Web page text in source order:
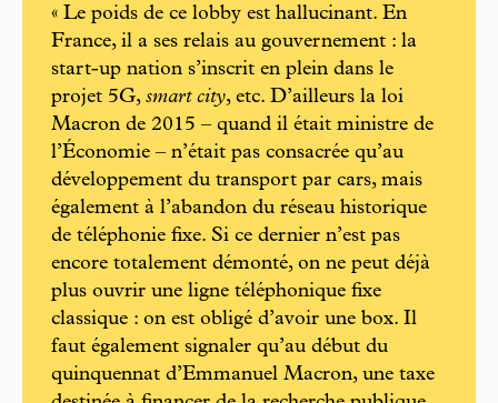
« Le poids de ce lobby est hallucinant. En
France, il a ses relais au gouvernement : la
start-up nation s’inscrit en plein dans le
projet 5G, smart city, etc. D’ailleurs la loi
Macron de 2015 – quand il était ministre de
l’Économie – n’était pas consacrée qu’au
développement du transport par cars, mais
également à l’abandon du réseau historique
de téléphonie fixe. Si ce dernier n’est pas
encore totalement démonté, on ne peut déjà
plus ouvrir une ligne téléphonique fixe
classique : on est obligé d’avoir une box. Il
faut également signaler qu’au début du
quinquennat d’Emmanuel Macron, une taxe